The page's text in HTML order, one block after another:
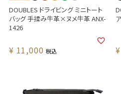
DOUBLES ドライビング ミニトート
バッグ 手揉み牛革×ヌメ牛革 ANX-
1426
¥ 11,000 税込 ¥